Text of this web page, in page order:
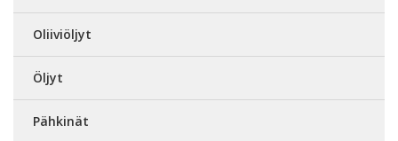
Oliiviöljyt
Öljyt
Pähkinät